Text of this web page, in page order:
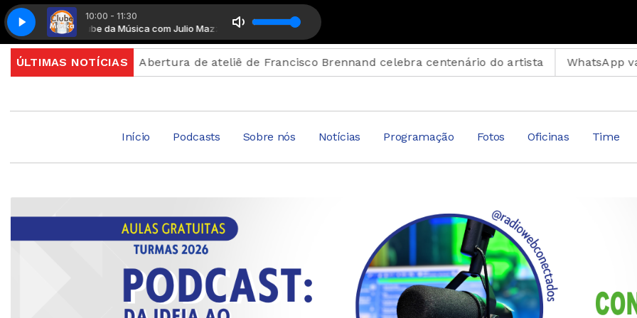
10:00 - 11:30
Clube da Música com Julio Mazza Clube da Música com Julio Mazza
ÚLTIMAS NOTÍCIASAbertura de ateliê de Francisco Brennand celebra centenário do artista WhatsApp vai parar em
Início Podcasts Sobre nós Notícias Programação Fotos Oficinas Time